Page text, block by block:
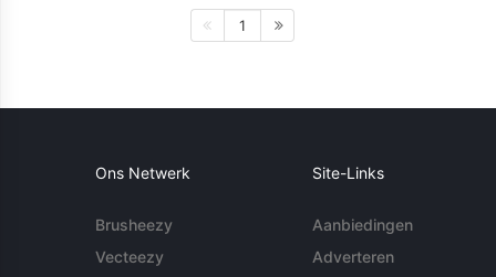
1
Ons Netwerk
Brusheezy
Vecteezy
Site-Links
Aanbiedingen
Adverteren